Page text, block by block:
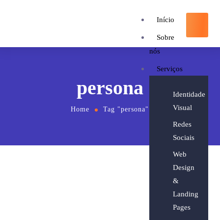
Início
Sobre
nós
Serviços
Identidade
Visual
Redes
Sociais
Web
Design
&
Landing
Pages
persona
Home Tag "persona"